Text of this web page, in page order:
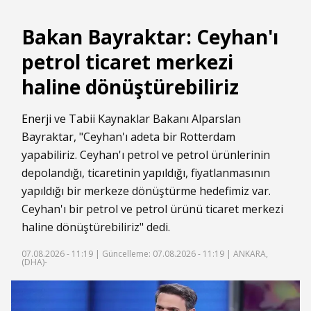
Bakan Bayraktar: Ceyhan'ı
petrol ticaret merkezi
haline dönüştürebiliriz
Enerji ve Tabii Kaynaklar Bakanı Alparslan
Bayraktar, "Ceyhan'ı adeta bir Rotterdam
yapabiliriz. Ceyhan'ı petrol ve petrol ürünlerinin
depolandığı, ticaretinin yapıldığı, fiyatlanmasının
yapıldığı bir merkeze dönüştürme hedefimiz var.
Ceyhan'ı bir petrol ve petrol ürünü ticaret merkezi
haline dönüştürebiliriz" dedi.
07.08.2026 - 11:19 | Güncelleme: 07.08.2026 - 11:19 | ANKARA,
(DHA)-